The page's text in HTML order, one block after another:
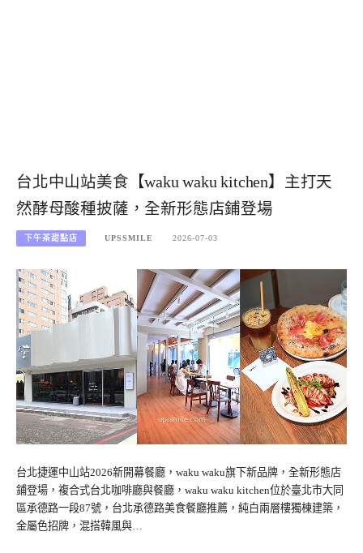
台北中山站美食【waku waku kitchen】主打天
然酵母酸種披薩，全新形態店鋪登場
下午茶甜點店 UPSSMILE 2026-07-03
台北捷運中山站2026新開幕餐廳，waku waku旗下新品牌，全新形態店
鋪登場，複合式台北咖啡廳與餐廳，waku waku kitchen位於臺北市大同
區承德路一段87號，台北承德路美食餐廳推薦，純白兩層樓獨棟建築，
金屬色招牌，混搭韓風與…